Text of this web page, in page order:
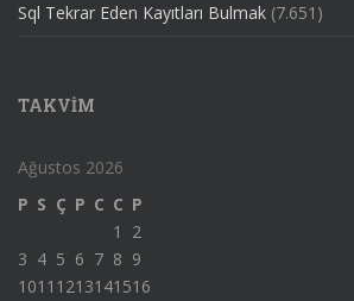
Sql Tekrar Eden Kayıtları Bulmak (7.651)
TAKVIM
Ağustos 2026
P S Ç P C C P
1
2
3 4 5 6 7 8 9
1011 1213141516